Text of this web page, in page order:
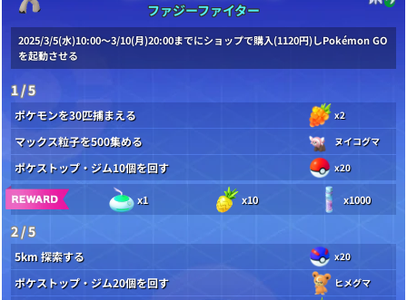
ファジーファイター
2025/3/5(水)10:00～3/10(月)20:00までにショップで購入(1120円)しPokémon GO
を起動させる
1 / 5
ポケモンを30匹捕まえる x2
マックス粒子を500集める ヌイコグマ
ポケストップ・ジム10個を回す x20
x1 x10 x1000
2 / 5
5km 探索する x20
ポケストップ・ジム20個を回す ヒメグマ